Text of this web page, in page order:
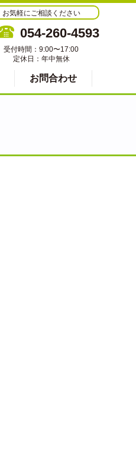
お気軽にご相談ください
054-260-4593
受付時間：9:00〜17:00
定休日：年中無休
お問合わせ